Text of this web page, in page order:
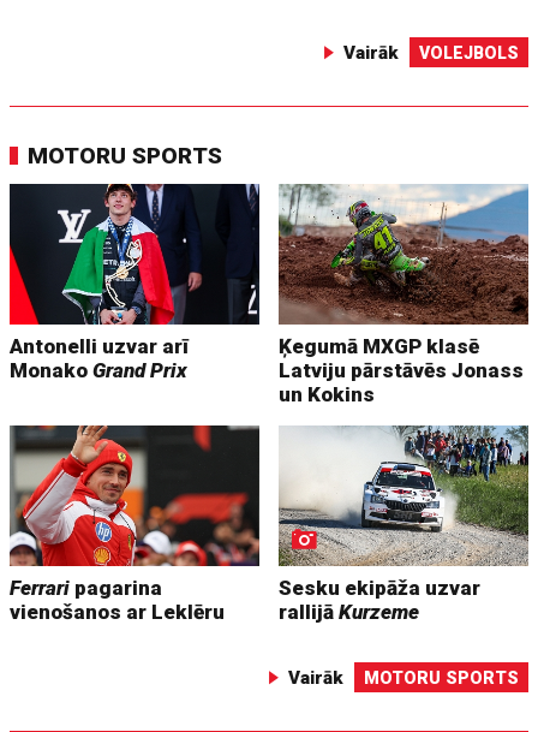
Vairāk VOLEJBOLS
MOTORU SPORTS
Antonelli uzvar arī
MonakoGrand Prix
Ķegumā MXGP klasē
Latviju pārstāvēs Jonass
un Kokins
Ferrari pagarina
vienošanos ar Leklēru
Sesku ekipāža uzvar
rallijāKurzeme
Vairāk MOTORU SPORTS